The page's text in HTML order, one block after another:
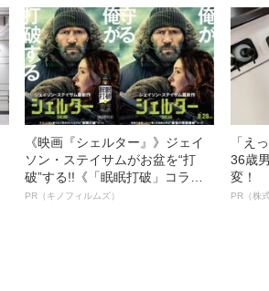
《映画『シェルター』》ジェイ
ソン・ステイサムがお盆を“打
破”する!!《「眠眠打破」コラ
ボ》
PR（キノフィルムズ）
「え
36歳
変！
オイ”
PR（株